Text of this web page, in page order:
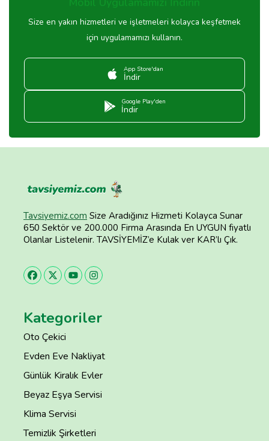
Size en yakın hizmetleri ve işletmeleri kolayca keşfetmek
için uygulamamızı kullanın.
App Store'dan
İndir
Google Play'den
İndir
Tavsiyemiz.com Size Aradığınız Hizmeti Kolayca Sunar
650 Sektör ve 200.000 Firma Arasında En UYGUN fiyatlı
Olanlar Listelenir. TAVSİYEMİZ’e Kulak ver KAR’lı Çık.
Kategoriler
Oto Çekici
Evden Eve Nakliyat
Günlük Kiralık Evler
Beyaz Eşya Servisi
Klima Servisi
Temizlik Şirketleri